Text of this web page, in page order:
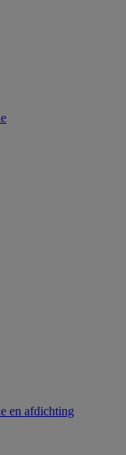
en afdichting